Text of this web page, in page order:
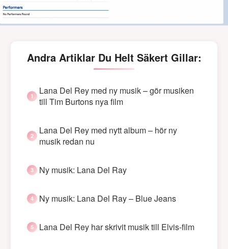
Andra Artiklar Du Helt Säkert Gillar:
Lana Del Rey med ny musik – gör musiken
till Tim Burtons nya film
Lana Del Rey med nytt album – hör ny
musik redan nu
Ny musik: Lana Del Ray
Ny musik: Lana Del Ray – Blue Jeans
Lana Del Rey har skrivit musik till Elvis-film